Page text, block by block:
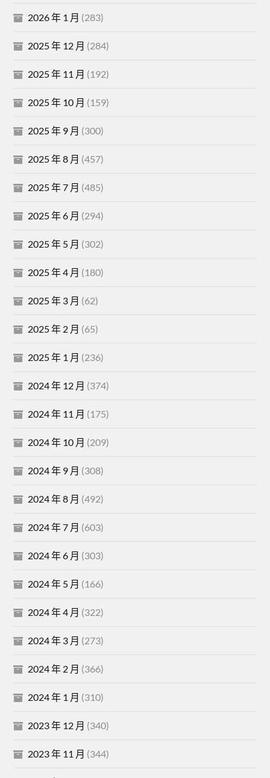
2026 年 1 月 (283)
2025 年 12 月 (284)
2025 年 11 月 (192)
2025 年 10 月 (159)
2025 年 9 月 (300)
2025 年 8 月 (457)
2025 年 7 月 (485)
2025 年 6 月 (294)
2025 年 5 月 (302)
2025 年 4 月 (180)
2025 年 3 月 (62)
2025 年 2 月 (65)
2025 年 1 月 (236)
2024 年 12 月 (374)
2024 年 11 月 (175)
2024 年 10 月 (209)
2024 年 9 月 (308)
2024 年 8 月 (492)
2024 年 7 月 (603)
2024 年 6 月 (303)
2024 年 5 月 (166)
2024 年 4 月 (322)
2024 年 3 月 (273)
2024 年 2 月 (366)
2024 年 1 月 (310)
2023 年 12 月 (340)
2023 年 11 月 (344)